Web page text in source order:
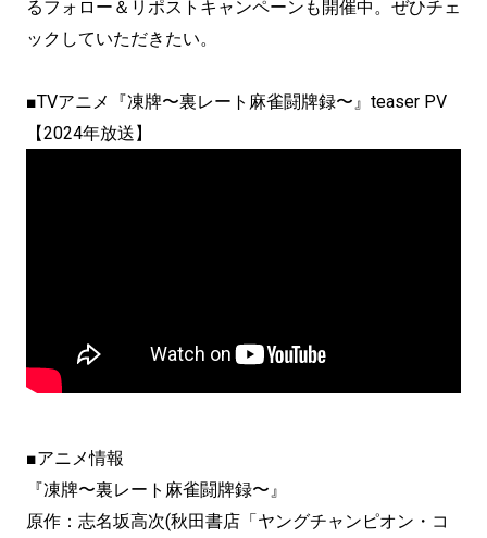
るフォロー＆リポストキャンペーンも開催中。ぜひチェ
ックしていただきたい。
■TVアニメ『凍牌〜裏レート麻雀闘牌録〜』teaser PV
【2024年放送】
■アニメ情報
『凍牌〜裏レート麻雀闘牌録〜』
原作：志名坂高次(秋田書店「ヤングチャンピオン・コ